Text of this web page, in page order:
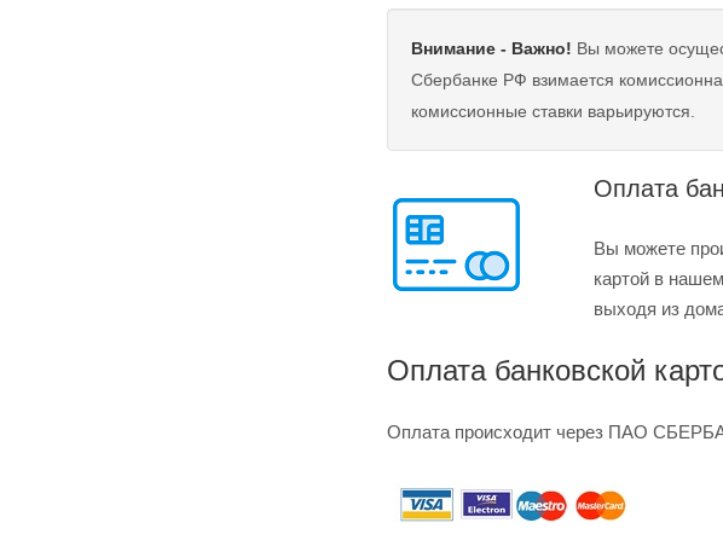
Внимание - Важно! Вы можете
Сбербанке РФ взимается
комиссионные ставки варьируются.
Оплата
Вы можете
картой в
выходя из
Оплата банковской
Оплата происходит через ПАО